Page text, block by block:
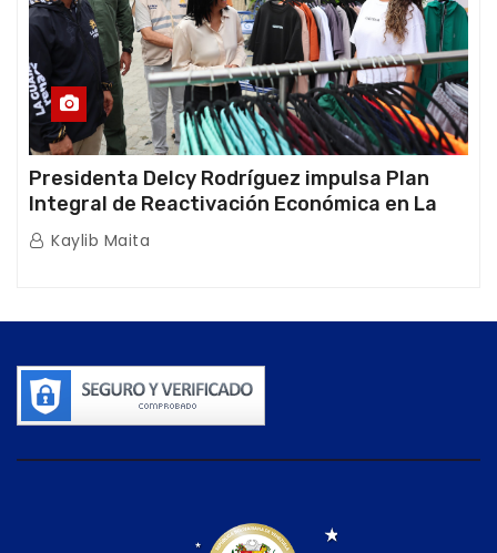
Presidenta Delcy Rodríguez impulsa Plan
Integral de Reactivación Económica en La
Guaira
Kaylib Maita